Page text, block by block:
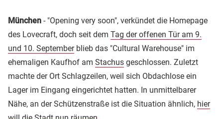
München - "Opening very soon", verkündet die Homepage
des Lovecraft, doch seit dem Tag der offenen Tür am 9.
und 10. Septemberblieb das "Cultural Warehouse" im
ehemaligen Kaufhof am Stachus geschlossen. Zuletzt
machte der Ort Schlagzeilen, weil sich Obdachlose ein
Lager im Eingang eingerichtet hatten. In unmittelbarer
Nähe, an der Schützenstraße ist die Situation ähnlich, hier